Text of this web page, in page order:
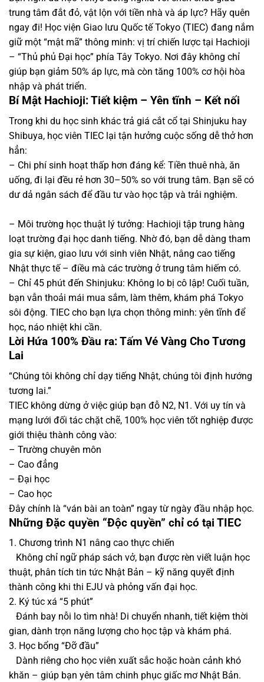
trung tâm đắt đỏ, vật lộn với tiền nhà và áp lực? Hãy quên
ngay đi! Học viện Giao lưu Quốc tế Tokyo (TIEC) đang nắm
giữ một “mật mã” thông minh: vị trí chiến lược tại Hachioji
– “Thủ phủ Đại học” phía Tây Tokyo. Nơi đây không chỉ
giúp bạn giảm 50% áp lực, mà còn tăng 100% cơ hội hòa
nhập và phát triển.
Bí Mật Hachioji: Tiết kiệm – Yên tĩnh – Kết nối
Trong khi du học sinh khác trả giá cắt cổ tại Shinjuku hay
Shibuya, học viên TIEC lại tận hưởng cuộc sống dễ thở hơn
hẳn:
– Chi phí sinh hoạt thấp hơn đáng kể: Tiền thuê nhà, ăn
uống, đi lại đều rẻ hơn 30–50% so với trung tâm. Bạn sẽ có
dư dả ngân sách để đầu tư vào học tập và trải nghiệm.
– Môi trường học thuật lý tưởng: Hachioji tập trung hàng
loạt trường đại học danh tiếng. Nhờ đó, bạn dễ dàng tham
gia sự kiện, giao lưu với sinh viên Nhật, nâng cao tiếng
Nhật thực tế – điều mà các trường ở trung tâm hiếm có.
– Chỉ 45 phút đến Shinjuku: Không lo bị cô lập! Cuối tuần,
bạn vẫn thoải mái mua sắm, làm thêm, khám phá Tokyo
sôi động. TIEC cho bạn lựa chọn thông minh: yên tĩnh để
học, náo nhiệt khi cần.
Lời Hứa 100% Đầu ra: Tấm Vé Vàng Cho Tương
Lai
“Chúng tôi không chỉ dạy tiếng Nhật, chúng tôi định hướng
tương lai.”
TIEC không dừng ở việc giúp bạn đỗ N2, N1. Với uy tín và
mạng lưới đối tác chặt chẽ, 100% học viên tốt nghiệp được
giới thiệu thành công vào:
– Trường chuyên môn
– Cao đẳng
– Đại học
– Cao học
Đây chính là “ván bài an toàn” ngay từ ngày đầu nhập học.
Những Đặc quyền “Độc quyền” chỉ có tại TIEC
1. Chương trình N1 nâng cao thực chiến
Không chỉ ngữ pháp sách vở, bạn được rèn viết luận học
thuật, phân tích tin tức Nhật Bản – kỹ năng quyết định
thành công khi thi EJU và phỏng vấn đại học.
2. Ký túc xá “5 phút”
Đánh bay nỗi lo tìm nhà! Di chuyển nhanh, tiết kiệm thời
gian, dành trọn năng lượng cho học tập và khám phá.
3. Học bổng “Đỡ đầu”
Dành riêng cho học viên xuất sắc hoặc hoàn cảnh khó
khăn – giúp bạn yên tâm chinh phục giấc mơ Nhật Bản.